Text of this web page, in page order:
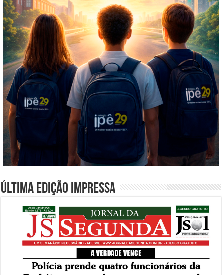
Última edição impressa